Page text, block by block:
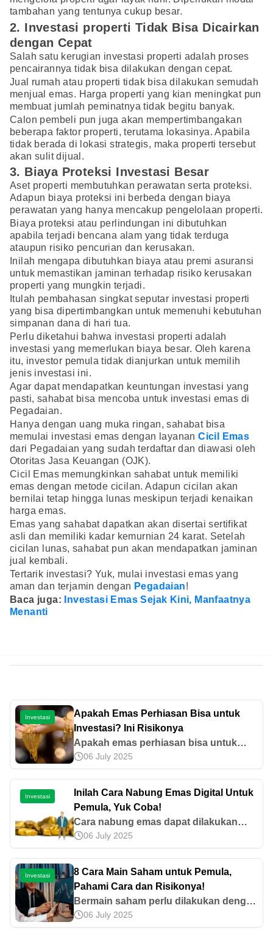
tambahan yang tentunya cukup besar.
2. Investasi properti Tidak Bisa Dicairkan
dengan Cepat
Salah satu kerugian investasi properti adalah proses
pencairannya tidak bisa dilakukan dengan cepat.
Jual rumah atau properti tidak bisa dilakukan semudah
menjual emas. Harga properti yang kian meningkat pun
membuat jumlah peminatnya tidak begitu banyak.
Calon pembeli pun juga akan mempertimbangakan
beberapa faktor properti, terutama lokasinya. Apabila
tidak berada di lokasi strategis, maka properti tersebut
akan sulit dijual.
3. Biaya Proteksi Investasi Besar
Aset properti membutuhkan perawatan serta proteksi.
Adapun biaya proteksi ini berbeda dengan biaya
perawatan yang hanya mencakup pengelolaan properti.
Biaya proteksi atau perlindungan ini dibutuhkan
apabila terjadi bencana alam yang tidak terduga
ataupun risiko pencurian dan kerusakan.
Inilah mengapa dibutuhkan biaya atau premi asuransi
untuk memastikan jaminan terhadap risiko kerusakan
properti yang mungkin terjadi.
Itulah pembahasan singkat seputar investasi properti
yang bisa dipertimbangkan untuk memenuhi kebutuhan
simpanan dana di hari tua.
Perlu diketahui bahwa investasi properti adalah
investasi yang memerlukan biaya besar. Oleh karena
itu, investor pemula tidak dianjurkan untuk memilih
jenis investasi ini.
Agar dapat mendapatkan keuntungan investasi yang
pasti, sahabat bisa mencoba untuk investasi emas di
Pegadaian.
Hanya dengan uang muka ringan, sahabat bisa
memulai investasi emas dengan layananCicil Emas
dari Pegadaian yang sudah terdaftar dan diawasi oleh
Otoritas Jasa Keuangan (OJK).
Cicil Emas memungkinkan sahabat untuk memiliki
emas dengan metode cicilan. Adapun cicilan akan
bernilai tetap hingga lunas meskipun terjadi kenaikan
harga emas.
Emas yang sahabat dapatkan akan disertai sertifikat
asli dan memiliki kadar kemurnian 24 karat. Setelah
cicilan lunas, sahabat pun akan mendapatkan jaminan
jual kembali.
Tertarik investasi? Yuk, mulai investasi emas yang
aman dan terjamin dengan Pegadaian!
Baca juga:
Investasi Emas Sejak Kini, Manfaatnya
Menanti
Investasi
Apakah Emas Perhiasan Bisa untuk
Investasi? Ini Risikonya
Apakah emas perhiasan bisa untuk
investasi? Jawabannya bisa, tetapi ada
risiko yang perlu diperhatikan. Cek
keunggulan dan risiko investasi emas
perhiasan!
06 July 2025
Investasi
Inilah Cara Nabung Emas Digital Untuk
Pemula, Yuk Coba!
Cara nabung emas dapat dilakukan
dalam berbagai metode, baik offline
maupun online. Yuk, cari tahu langkah-
langkahnya secara lengkap di artikel
ini!
06 July 2025
Investasi
8 Cara Main Saham untuk Pemula,
Pahami Cara dan Risikonya!
Bermain saham perlu dilakukan dengan
tepat agar tidak menimbulkan risiko
kerugian tinggi. Mari cari tahu cara main
06 July 2025